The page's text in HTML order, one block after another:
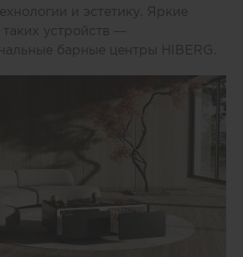
и эстетику. Яркие
таких устройств —
барные центры HIBERG.